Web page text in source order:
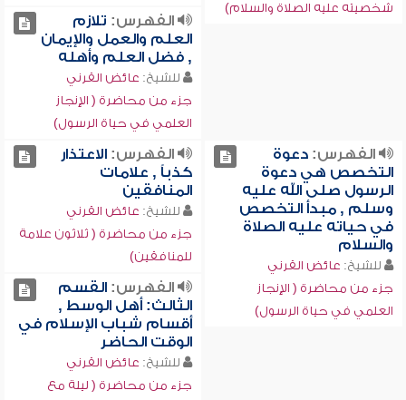
شخصيته عليه الصلاة والسلام)
الفهرس: تلازم
العلم والعمل والإيمان
, فضل العلم وأهله
للشيخ: عائض القرني
جزء من محاضرة ( الإنجاز
العلمي في حياة الرسول)
الفهرس:دعوة
التخصص هي دعوة
الرسول صلى الله عليه
وسلم , مبدأ التخصص
في حياته عليه الصلاة
والسلام
للشيخ: عائض القرني
جزء من محاضرة ( الإنجاز
العلمي في حياة الرسول)
الفهرس:الاعتذار
كذباً , علامات
المنافقين
للشيخ: عائض القرني
جزء من محاضرة ( ثلاثون علامة
للمنافقين)
الفهرس:القسم
الثالث: أهل الوسط ,
أقسام شباب الإسلام في
الوقت الحاضر
للشيخ: عائض القرني
جزء من محاضرة ( ليلة مع